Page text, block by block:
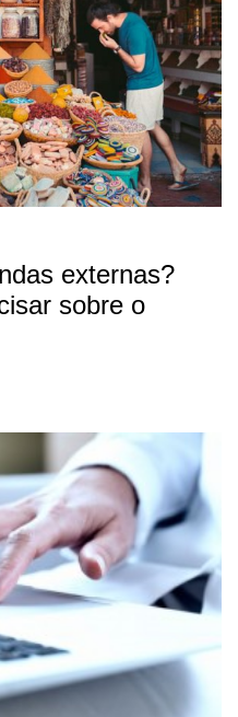
externas?
sobre o